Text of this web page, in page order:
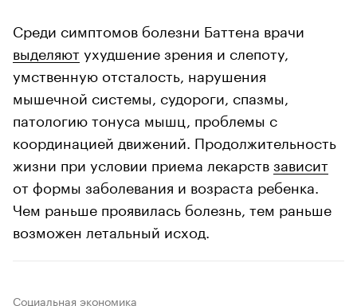
Среди симптомов болезни Баттена врачи
выделяютухудшение зрения и слепоту,
умственную отсталость, нарушения
мышечной системы, судороги, спазмы,
патологию тонуса мышц, проблемы с
координацией движений. Продолжительность
жизни при условии приема лекарствзависит
от формы заболевания и возраста ребенка.
Чем раньше проявилась болезнь, тем раньше
возможен летальный исход.
Социальная экономика